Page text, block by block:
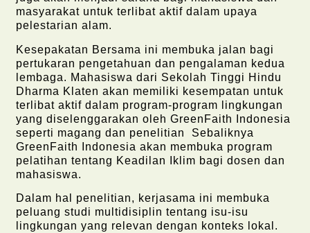
masyarakat untuk terlibat aktif dalam upaya
pelestarian alam.
Kesepakatan Bersama ini membuka jalan bagi
pertukaran pengetahuan dan pengalaman kedua
lembaga. Mahasiswa dari Sekolah Tinggi Hindu
Dharma Klaten akan memiliki kesempatan untuk
terlibat aktif dalam program-program lingkungan
yang diselenggarakan oleh GreenFaith Indonesia
seperti magang dan penelitian Sebaliknya
GreenFaith Indonesia akan membuka program
pelatihan tentang Keadilan Iklim bagi dosen dan
mahasiswa.
Dalam hal penelitian, kerjasama ini membuka
peluang studi multidisiplin tentang isu-isu
lingkungan yang relevan dengan konteks lokal.